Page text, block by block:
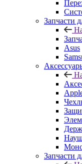
Запчасти
Asus
Запчасти